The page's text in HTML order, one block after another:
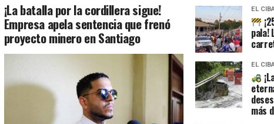
¡La batalla por la cordillera sigue!
Empresa apela sentencia que frenó
proyecto minero en Santiago
EL
pala!
EL
más